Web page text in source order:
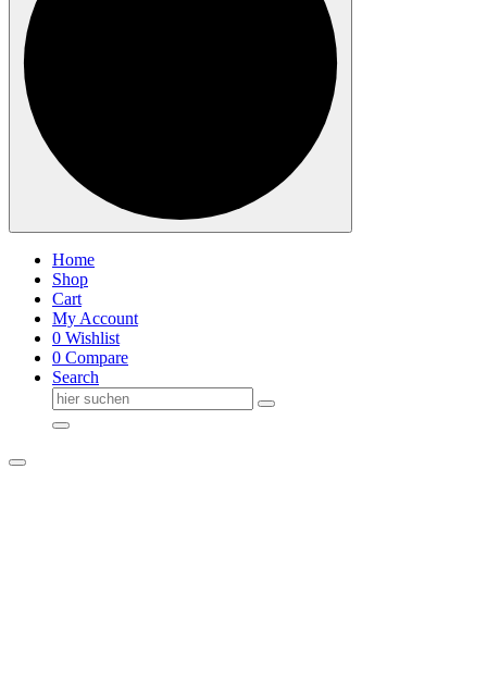
Home
Shop
Cart
My Account
0 Wishlist
0 Compare
Search
Suche
nach: